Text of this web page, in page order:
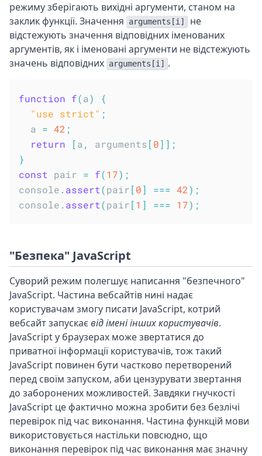
режиму зберігають вихідні аргументи, станом на
заклик функції. Значення
arguments[i]
не
відстежують значення відповідних іменованих
аргументів, як і іменовані аргументи не відстежують
значень відповідних arguments[i] .
function f(a)
{
"use strict" ;
  a
= 42 ;
return
[a , arguments[0] ] ;
}
const pair = f(17) ;
console . assert(pair[0] === 42) ;
console . assert(pair[1 ] === 17) ;
"Безпека" JavaScript
Суворий режим полегшує написання "безпечного"
JavaScript. Частина вебсайтів нині надає
користувачам змогу писати JavaScript, котрий
вебсайт запускаєвід імені інших користувачів.
JavaScript у браузерах може звертатися до
приватної інформації користувачів, тож такий
JavaScript повинен бути частково перетворений
перед своїм запуском, аби цензурувати звертання
до заборонених можливостей. Завдяки гнучкості
JavaScript це фактично можна зробити без безлічі
перевірок під час виконання. Частина функцій мови
використовується настільки повсюдно, що
виконання перевірок під час виконання має значну